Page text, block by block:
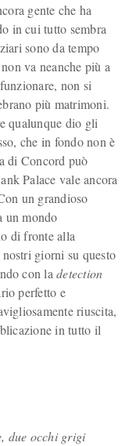
gente che ha
in cui tutto sembra
sono da tempo
va neanche più a
non si
più matrimoni.
qualunque dio gli
che in fondo non è
di Concord può
Palace vale ancora
un grandioso
un mondo
di fronte alla
giorni su questo
con ladetection
perfetto e
riuscita,
in tutto il
due occhi grigi